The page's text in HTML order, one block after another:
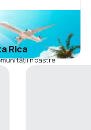
Rica
noastre